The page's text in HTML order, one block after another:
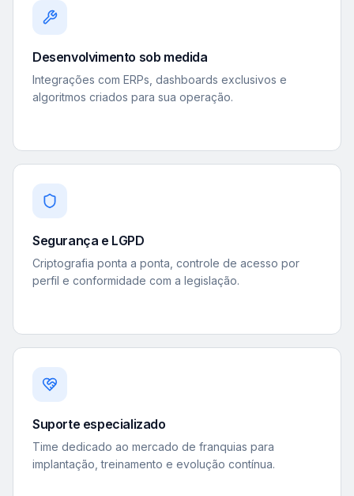
Desenvolvimento sob medida
Integrações com ERPs, dashboards exclusivos e
algoritmos criados para sua operação.
Segurança e LGPD
Criptografia ponta a ponta, controle de acesso por
perfil e conformidade com a legislação.
Suporte especializado
Time dedicado ao mercado de franquias para
implantação, treinamento e evolução contínua.